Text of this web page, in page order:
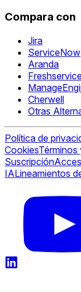
Compara con
Jira
ServiceNow
Aranda
Cherwell
Otras
Política de
CookiesTérminos
Suscripción
IALineamientos